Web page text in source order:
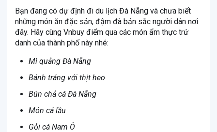
Bạn đang có dự định đi du lịch Đà Nẵng và chưa biết
những món ăn đặc sản, đậm đà bản sắc người dân nơi
đây. Hãy cùng Vnbuy điểm qua các món ẩm thực trứ
danh của thành phố này nhé:
Mì quảng Đà Nẵng
Bánh tráng với thịt heo
Bún chả cá Đà Nẵng
Món cá lầu
Gỏi cá Nam Ô